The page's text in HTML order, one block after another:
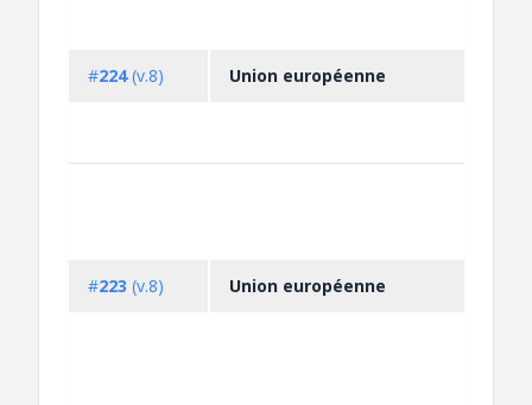
#224(v.8) Union européenne
#223 (v.8) Union européenne